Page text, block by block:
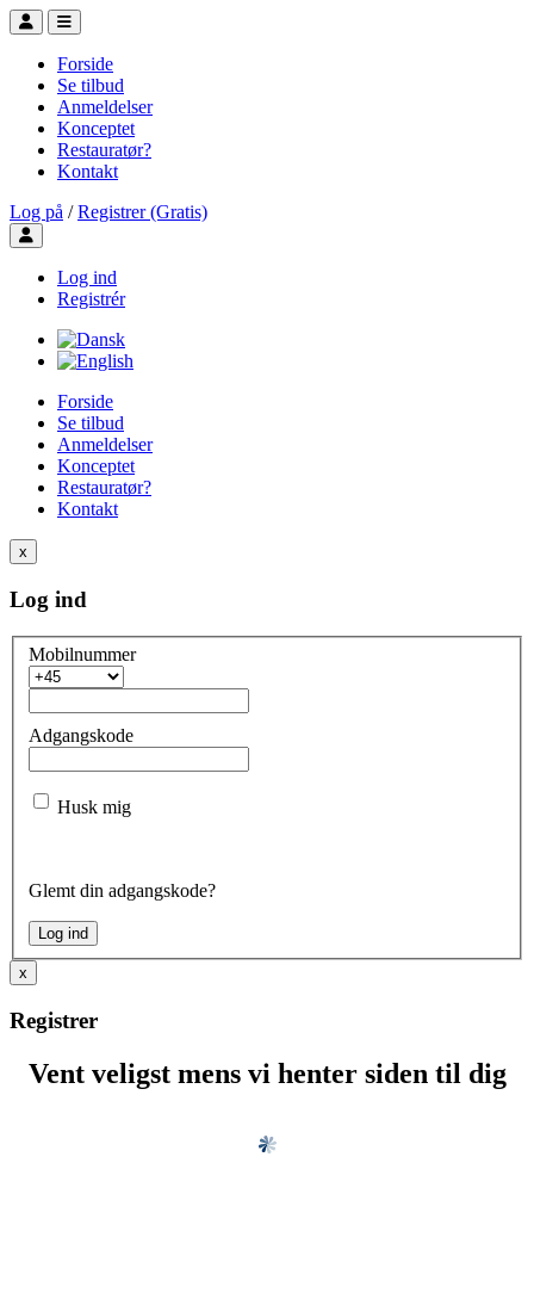
Forside
Se tilbud
Anmeldelser
Konceptet
Restauratør?
Kontakt
Log på / Registrer (Gratis)
Toggle user menu
Log ind
Registrér
Forside
Se tilbud
Anmeldelser
Konceptet
Restauratør?
Kontakt
x
Log ind
Mobilnummer
Adgangskode
Husk mig
Glemt din adgangskode?
x
Registrer
Vent veligst mens vi henter siden til dig